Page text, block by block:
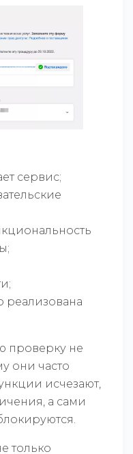
сервис;
реализована
проверку не
они часто
исчезают,
а сами
только